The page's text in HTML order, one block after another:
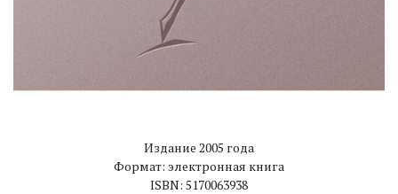
Издание 2005 года
Формат: электронная книга
ISBN: 5170063938